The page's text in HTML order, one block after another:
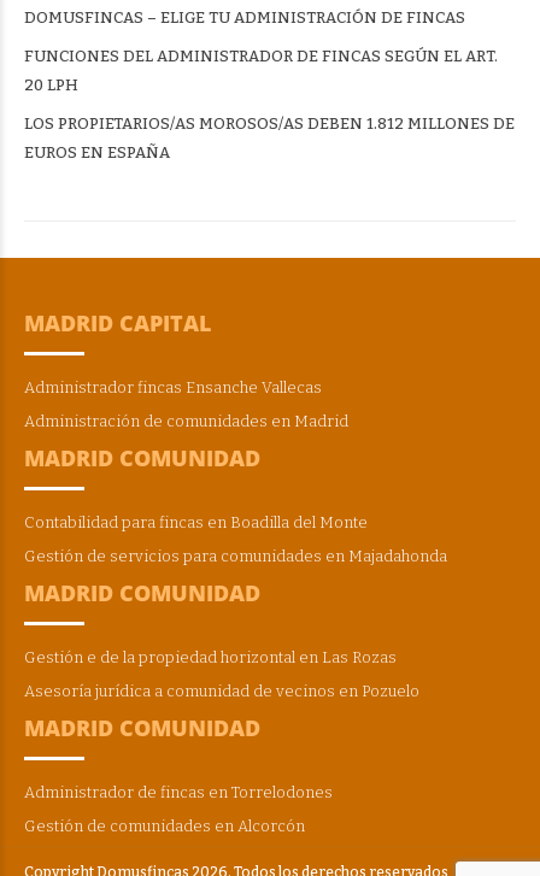
DOMUSFINCAS – ELIGE TU ADMINISTRACIÓN DE FINCAS
FUNCIONES DEL ADMINISTRADOR DE FINCAS SEGÚN EL ART.
20 LPH
LOS PROPIETARIOS/AS MOROSOS/AS DEBEN 1.812 MILLONES DE
EUROS EN ESPAÑA
MADRID CAPITAL
Administrador fincas Ensanche Vallecas
Administración de comunidades en Madrid
MADRID COMUNIDAD
Contabilidad para fincas en Boadilla del Monte
Gestión de servicios para comunidades en Majadahonda
MADRID COMUNIDAD
Gestión e de la propiedad horizontal en Las Rozas
Asesoría jurídica a comunidad de vecinos en Pozuelo
MADRID COMUNIDAD
Administrador de fincas en Torrelodones
Gestión de comunidades en Alcorcón